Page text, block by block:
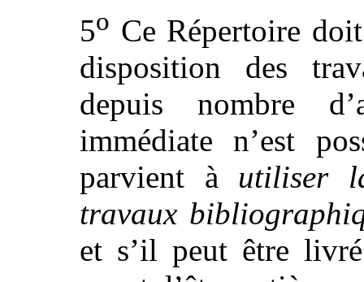
5o Ce Répertoire
disposition des
depuis nombre
immédiate n’est
parvient à utiliser
travaux
et s’il peut être